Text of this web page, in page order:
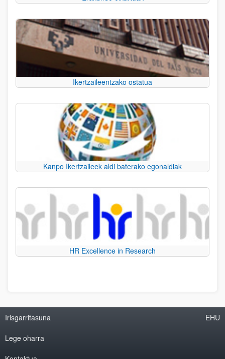
Ikertzaileentzako ostatua
Kanpo Ikertzaileek aldi baterako egonaldiak
HR Excellence in Research
Irisgarritasuna
Lege oharra
EHU